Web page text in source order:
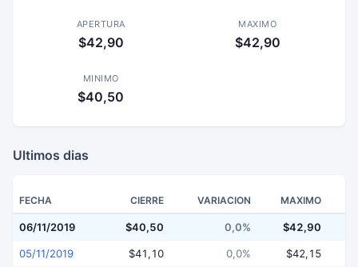
APERTURA
$42,90
MAXIMO
$42,90
MINIMO
$40,50
Ultimos dias
FECHA CIERRE VARIACION MAXIMO
06/11/2019 $40,50 0,0% $42,90
05/11/2019 $41,10 0,0% $42,15